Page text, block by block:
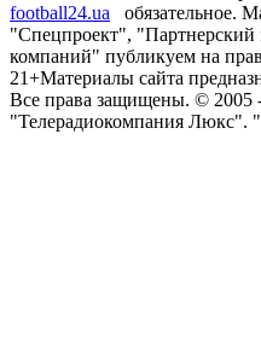
football24.ua
обязательное.
"Спецпроект",
компаний" публикуем на
21+Материалы сайта
Все права защищены. © 2005
"Телерадиокомпания Люкс".